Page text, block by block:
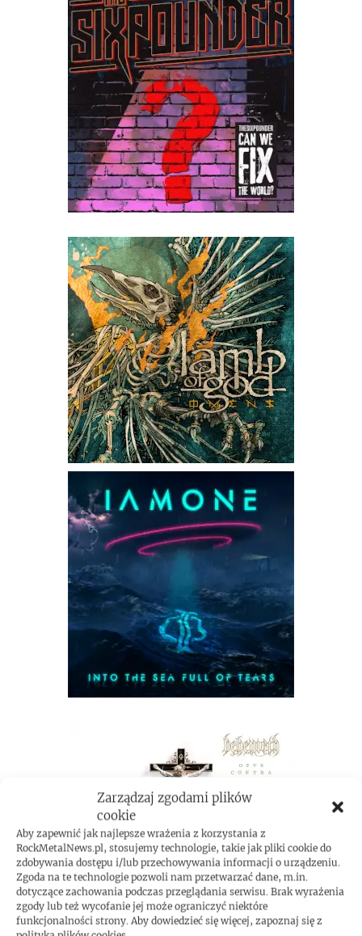
Zarządzaj zgodami plików
cookie
Aby zapewnić jak najlepsze wrażenia z korzystania z
RockMetalNews.pl, stosujemy technologie, takie jak pliki cookie do
zdobywania dostępu i/lub przechowywania informacji o urządzeniu.
Zgoda na te technologie pozwoli nam przetwarzać dane, m.in.
dotyczące zachowania podczas przeglądania serwisu. Brak wyrażenia
zgody lub też wycofanie jej może ograniczyć niektóre
funkcjonalności strony. Aby dowiedzieć się więcej, zapoznaj się z